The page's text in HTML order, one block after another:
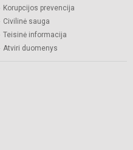
Korupcijos prevencija
Civilinė sauga
Teisinė informacija
Atviri duomenys